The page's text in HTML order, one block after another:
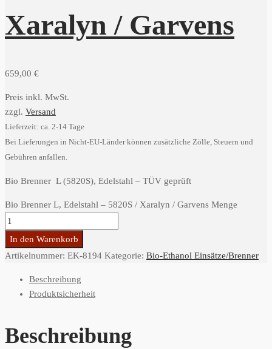
Xaralyn / Garvens
659,00 €
Preis inkl. MwSt.
zzgl. Versand
Lieferzeit: ca. 2-14 Tage
Bei Lieferungen in Nicht-EU-Länder können zusätzliche Zölle, Steuern und
Gebühren anfallen.
Bio Brenner L (5820S), Edelstahl – TÜV geprüft
Bio Brenner L, Edelstahl – 5820S / Xaralyn / Garvens Menge
In den Warenkorb
Artikelnummer: EK-8194 Kategorie: Bio-Ethanol Einsätze/Brenner
Beschreibung
Produktsicherheit
Beschreibung